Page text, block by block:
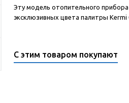
Эту модель отопительного
эксклюзивных цвета палитры Kermi
С этим товаром покупают